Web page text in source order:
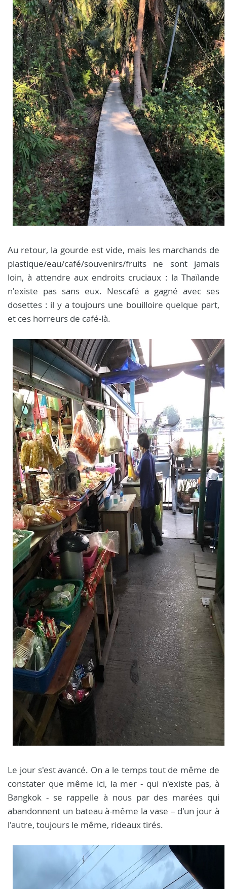
Au retour, la gourde est vide, mais les marchands de
plastique/eau/café/souvenirs/fruits ne sont jamais
loin, à attendre aux endroits cruciaux : la Thaïlande
n'existe pas sans eux. Nescafé a gagné avec ses
dosettes : il y a toujours une bouilloire quelque part,
et ces horreurs de café-là.
Le jour s'est avancé. On a le temps tout de même de
constater que même ici, la mer - qui n'existe pas, à
Bangkok - se rappelle à nous par des marées qui
abandonnent un bateau à-même la vase – d'un jour à
l'autre, toujours le même, rideaux tirés.